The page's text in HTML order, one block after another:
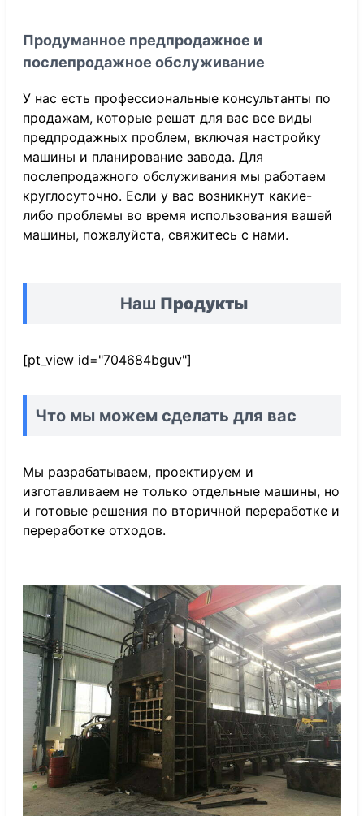
Продуманное предпродажное и
послепродажное обслуживание
У нас есть профессиональные консультанты по
продажам, которые решат для вас все виды
предпродажных проблем, включая настройку
машины и планирование завода. Для
послепродажного обслуживания мы работаем
круглосуточно. Если у вас возникнут какие-
либо проблемы во время использования вашей
машины, пожалуйста, свяжитесь с нами.
Наш Продукты
[pt_view id="704684bguv"]
Что мы можем сделать для вас
Мы разрабатываем, проектируем и
изготавливаем не только отдельные машины, но
и готовые решения по вторичной переработке и
переработке отходов.